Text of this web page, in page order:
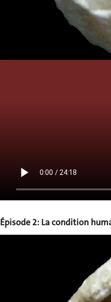
Épisode 2: La condition